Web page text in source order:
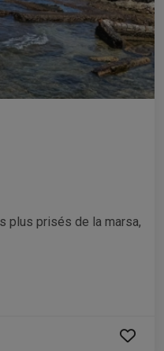
plus prisés de la marsa,